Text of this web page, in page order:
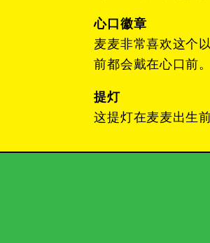
心口徽章
麦麦非常喜欢这个
前都会戴在心口前。
提灯
这提灯在麦麦出生